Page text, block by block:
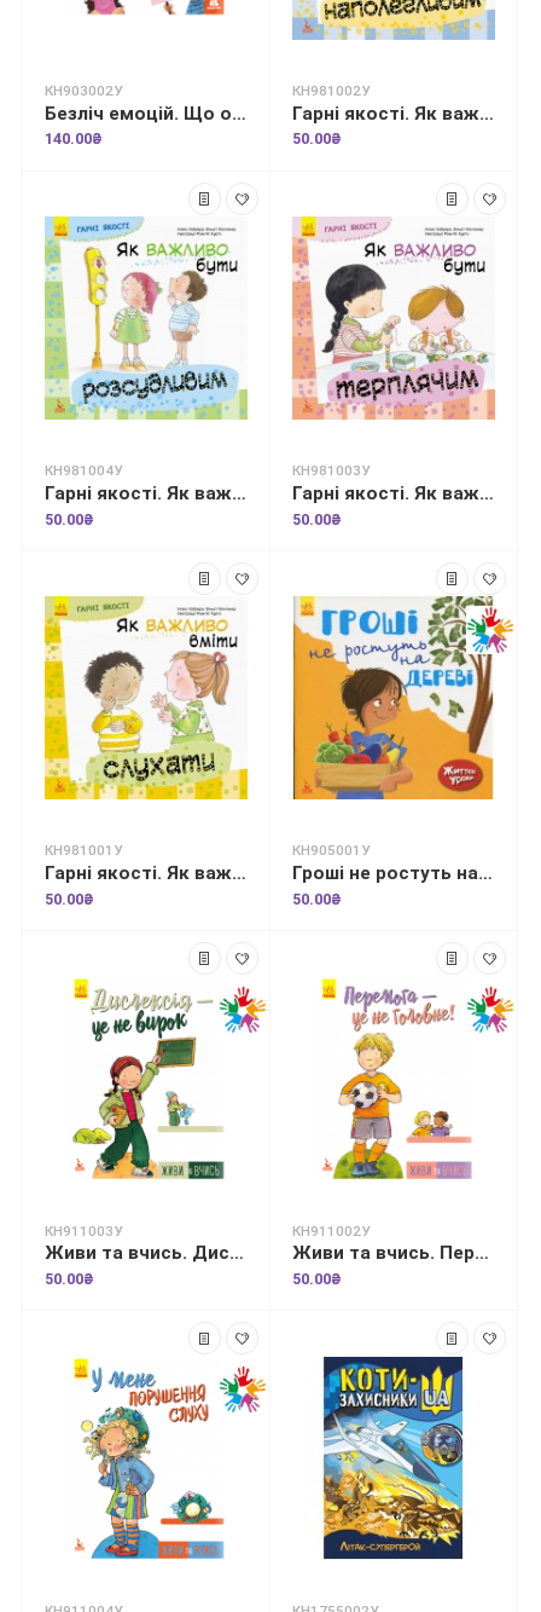
КН903002У
Безліч емоцій. Що означає кожна? Частина 2
140.00₴
КН981002У
Гарні якості. Як важливо бути наполегливим
50.00₴
КН981004У
Гарні якості. Як важливо бути розсудливим!
50.00₴
КН981003У
Гарні якості. Як важливо бути терплячим!
50.00₴
КН981001У
Гарні якості. Як важливо вміти слухати
50.00₴
КН905001У
Гроші не ростуть на дереві. Життєві уроки
50.00₴
КН911003У
Живи та вчись. Дислексія — це не вирок
50.00₴
КН911002У
Живи та вчись. Перемога —це не головне
50.00₴